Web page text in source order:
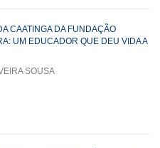
CAATINGA DA FUNDAÇÃO
UM EDUCADOR QUE DEU VIDA A
SOUSA